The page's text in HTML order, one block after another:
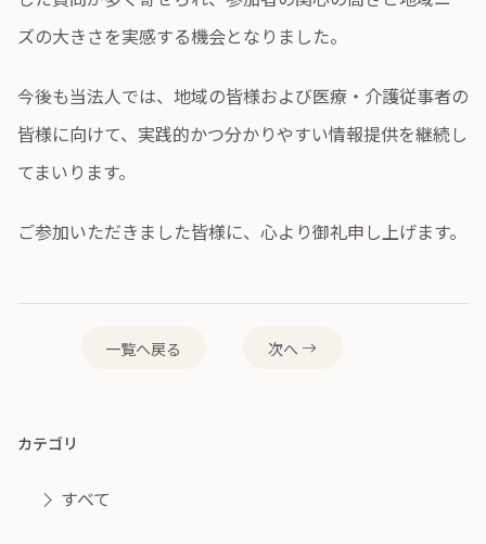
ズの大きさを実感する機会となりました。
今後も当法人では、地域の皆様および医療・介護従事者の
皆様に向けて、実践的かつ分かりやすい情報提供を継続し
てまいります。
ご参加いただきました皆様に、心より御礼申し上げます。
一覧へ戻る 次へ
カテゴリ
すべて